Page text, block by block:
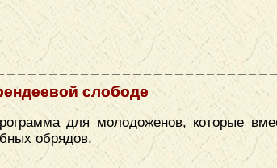
слободе
для молодоженов, которые
обрядов.